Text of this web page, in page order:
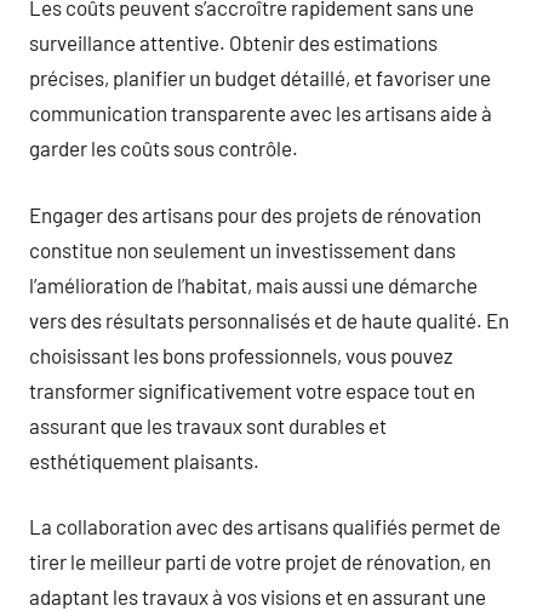
Les coûts peuvent s’accroître rapidement sans une
surveillance attentive. Obtenir des estimations
précises, planifier un budget détaillé, et favoriser une
communication transparente avec les artisans aide à
garder les coûts sous contrôle.
Engager des artisans pour des projets de rénovation
constitue non seulement un investissement dans
l’amélioration de l’habitat, mais aussi une démarche
vers des résultats personnalisés et de haute qualité. En
choisissant les bons professionnels, vous pouvez
transformer significativement votre espace tout en
assurant que les travaux sont durables et
esthétiquement plaisants.
La collaboration avec des artisans qualifiés permet de
tirer le meilleur parti de votre projet de rénovation, en
adaptant les travaux à vos visions et en assurant une